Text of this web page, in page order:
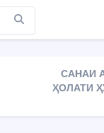
САНАИ
ҲОЛАТИ